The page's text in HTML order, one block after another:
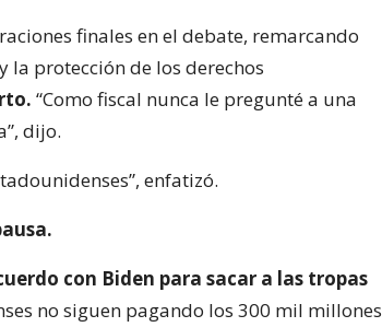
finales en el debate, remarcando
la protección de los derechos
“Como fiscal nunca le pregunté a una
dijo.
enfatizó.
con Biden para sacar a las tropas
no siguen pagando los 300 mil millones